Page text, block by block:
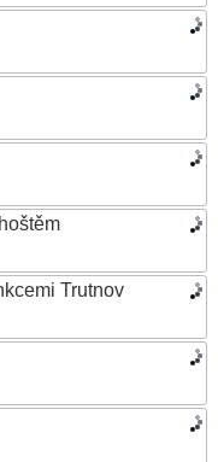
Trutnov